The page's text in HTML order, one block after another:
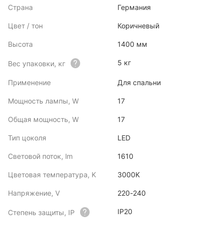
Страна Германия
Цвет / тон Коричневый
Высота 1400 мм
Вес упаковки, кг 5 кг
Применение Для спальни
Мощность лампы, W 17
Общая мощность, W 17
Тип цоколя LED
Световой поток, lm 1610
Цветовая температура, K 3000K
Напряжение, V 220-240
Степень защиты, IP IP20